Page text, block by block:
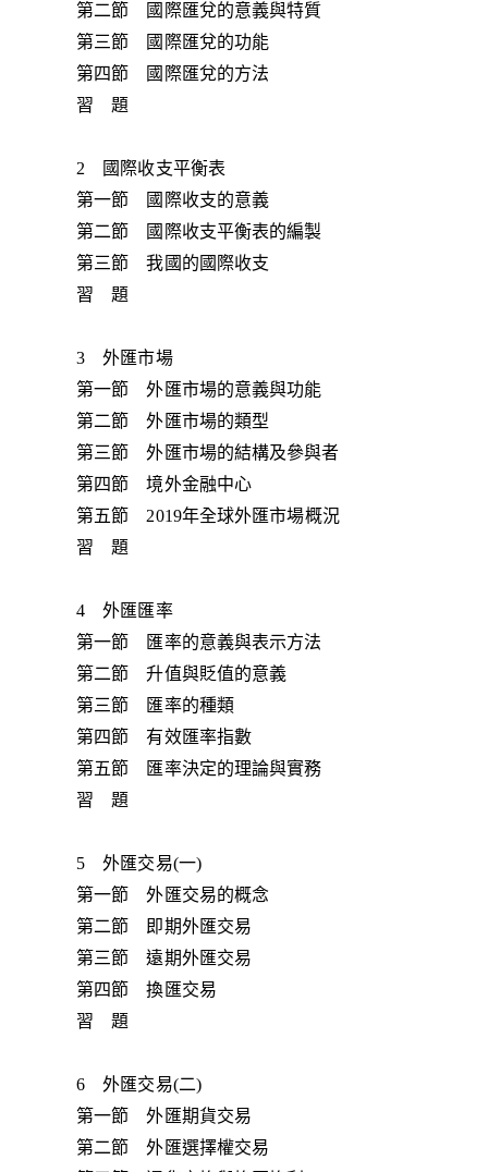
第二節 國際匯兌的意義與特質
第三節 國際匯兌的功能
第四節 國際匯兌的方法
習 題
2 國際收支平衡表
第一節 國際收支的意義
第二節 國際收支平衡表的編製
第三節 我國的國際收支
習 題
3 外匯市場
第一節 外匯市場的意義與功能
第二節 外匯市場的類型
第三節 外匯市場的結構及參與者
第四節 境外金融中心
第五節 2019年全球外匯市場概況
習 題
4 外匯匯率
第一節 匯率的意義與表示方法
第二節 升值與貶值的意義
第三節 匯率的種類
第四節 有效匯率指數
第五節 匯率決定的理論與實務
習 題
5 外匯交易(一)
第一節 外匯交易的概念
第二節 即期外匯交易
第三節 遠期外匯交易
第四節 換匯交易
習 題
6 外匯交易(二)
第一節 外匯期貨交易
第二節 外匯選擇權交易